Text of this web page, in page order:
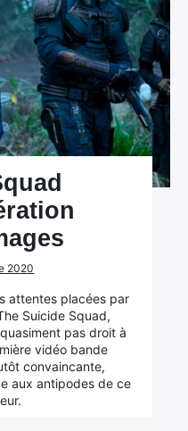
2020
attentes placées par
Suicide Squad,
pas droit à
vidéo bande
convaincante,
aux antipodes de ce